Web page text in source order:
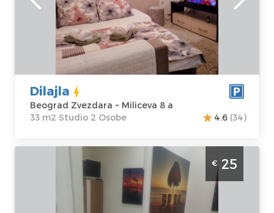
Beograd
Zvezdara
Adresa:Miliceva
30 €
Kvadratura :33
m2
Struktura :
Studio
Dilajla
Beograd Zvezdara ~ Miliceva 8 a
33 m2 Studio 2 Osobe
4.6 (34)
Studio Apartman Hunter 2 Beograd Palilula.
Apartman smesten kod hale Pionir.
Namenjen za 2 osobe.
Beograd
€25